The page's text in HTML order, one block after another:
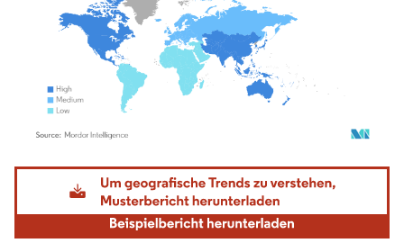
Bild © Mordor Intelligence. Wiederverwendung erfordert Namensnennung gemäß